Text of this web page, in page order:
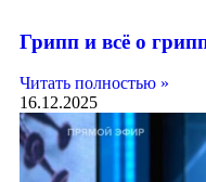
Грипп и всё о
Читать полностью »
16.12.2025